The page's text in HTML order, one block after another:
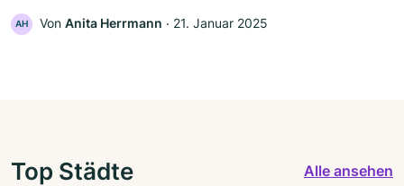
AH Von Anita Herrmann ‧ 21. Januar 2025
Top Städte Alle ansehen